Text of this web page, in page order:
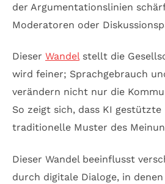
der Argumentationslinien
Moderatoren oder
Dieser Wandelstellt die
wird feiner; Sprachgebrauch
verändern nicht nur die
So zeigt sich, dass KI
traditionelle Muster des
Dieser Wandel beeinflusst
durch digitale Dialoge, in